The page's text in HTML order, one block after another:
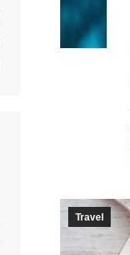
Travel